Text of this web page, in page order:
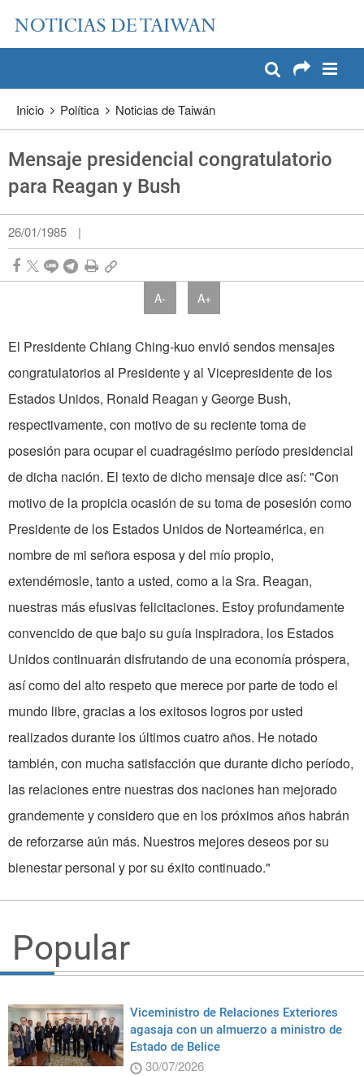
Pase a contenido principal
Inicio Política Noticias de Taiwán
Mensaje presidencial congratulatorio
para Reagan y Bush
26/01/1985 |
A- A+
El Presidente Chiang Ching-kuo envió sendos mensajes
congratulatorios al Presidente y al Vicepresidente de los
Estados Unidos, Ronald Reagan y George Bush,
respectivamente, con motivo de su reciente toma de
posesión para ocupar el cuadragésimo período presidencial
de dicha nación. El texto de dicho mensaje dice así: "Con
motivo de la propicia ocasión de su toma de posesión como
Presidente de los Estados Unidos de Norteamérica, en
nombre de mi señora esposa y del mío propio,
extendémosle, tanto a usted, como a la Sra. Reagan,
nuestras más efusivas felicitaciones. Estoy profundamente
convencido de que bajo su guía inspiradora, los Estados
Unidos continuarán disfrutando de una economía próspera,
así como del alto respeto que merece por parte de todo el
mundo libre, gracias a los exitosos logros por usted
realizados durante los últimos cuatro años. He notado
también, con mucha satisfacción que durante dicho período,
las relaciones entre nuestras dos naciones han mejorado
grandemente y considero que en los próximos años habrán
de reforzarse aún más. Nuestros mejores deseos por su
bienestar personal y por su éxito continuado."
Popular
Viceministro de Relaciones Exteriores
agasaja con un almuerzo a ministro de
Estado de Belice
30/07/2026